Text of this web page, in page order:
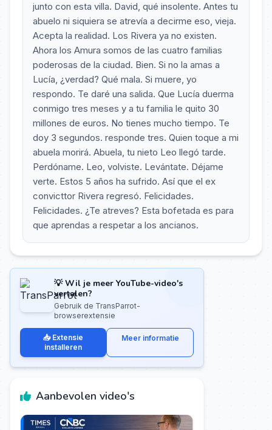
junto con esta villa. David, qué insolente. Antes tu
abuelo ni siquiera se atrevía a decirme eso, vieja.
Acepta la realidad. Los Rivera ya no existen.
Ahora los Amura somos de las cuatro familias
poderosas de la ciudad. Bien. Si no la amas a
Lucía, ¿verdad? Qué mala. Si muere, yo
respondo. Te daré una salida. Que Lucía duerma
conmigo tres meses y a tu familia le quito 30
millones de euros. No tienes mucho tiempo. Te
doy 3 segundos. responde tres. Quien toque a mi
abuela morirá. Abuela, tu nieto Leo llegó tarde.
Perdóname. Leo, volviste. Levántate. Déjame
verte. Estos 5 años ha sufrido. Así que el ex
convicttor Rivera regresó. Felicidades.
Felicidades. ¿Te atreves? Esta bofetada es para
que aprendas a respetar a los ancianos.
💡 Wil je meer YouTube-video's
vertalen?
Gebruik de TransParrot-
browserextensie
📥 Extensie
installeren
Meer informatie
Aanbevolen video's